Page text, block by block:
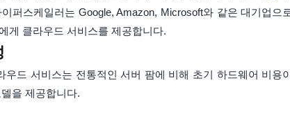
퍼스케일러는 Google, Amazon, Microsoft와 같은 대기업으
게 클라우드 서비스를 제공합니다.
우드 서비스는 전통적인 서버 팜에 비해 초기 하드웨어 비용
을 제공합니다.